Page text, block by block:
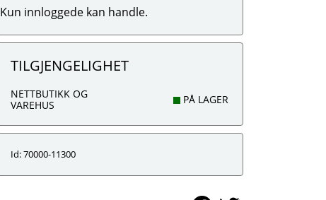
Kun innloggede kan handle.
TILGJENGELIGHET
NETTBUTIKK OG
VAREHUS
PÅ LAGER
Id: 70000-11300